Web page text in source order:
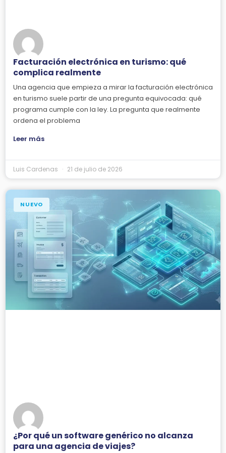
Facturación electrónica en turismo: qué
complica realmente
Una agencia que empieza a mirar la facturación electrónica
en turismo suele partir de una pregunta equivocada: qué
programa cumple con la ley. La pregunta que realmente
ordena el problema
Leer más
Luis Cardenas 21 de julio de 2026
NUEVO
¿Por qué un software genérico no alcanza
para una agencia de viajes?